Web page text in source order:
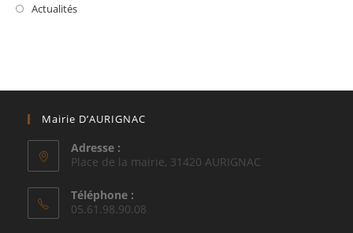
Actualités
Mairie D’AURIGNAC
Adresse :
Place de la mairie, 31420 AURIGNAC
Téléphone :
05.61.98.90.08